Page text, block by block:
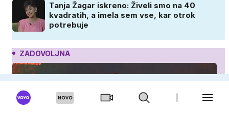
Tanja Žagar iskreno: Živeli smo na 40
kvadratih, a imela sem vse, kar otrok
potrebuje
ZADOVOLJNA